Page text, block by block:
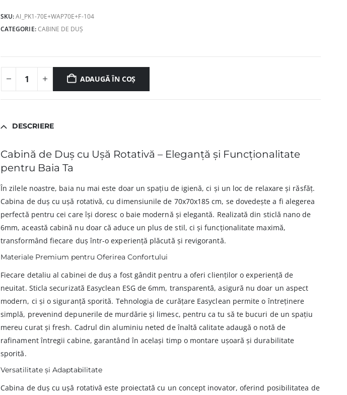
SKU:AI_PK1-70E+WAP70E+F-104
CATEGORIE:CABINE DE DUȘ
ADAUGĂ ÎN COȘ
DESCRIERE
Cabină de Duș cu Ușă Rotativă – Eleganță și Funcționalitate
pentru Baia Ta
În zilele noastre, baia nu mai este doar un spațiu de igienă, ci și un loc de relaxare și răsfăț.
Cabina de duș cu ușă rotativă, cu dimensiunile de 70x70x185 cm, se dovedește a fi alegerea
perfectă pentru cei care își doresc o baie modernă și elegantă. Realizată din sticlă nano de
6mm, această cabină nu doar că aduce un plus de stil, ci și funcționalitate maximă,
transformând fiecare duș într-o experiență plăcută și revigorantă.
Materiale Premium pentru Oferirea Confortului
Fiecare detaliu al cabinei de duș a fost gândit pentru a oferi clienților o experiență de
neuitat. Sticla securizată Easyclean ESG de 6mm, transparentă, asigură nu doar un aspect
modern, ci și o siguranță sporită. Tehnologia de curățare Easyclean permite o întreținere
simplă, prevenind depunerile de murdărie și limesc, pentru ca tu să te bucuri de un spațiu
mereu curat și fresh. Cadrul din aluminiu neted de înaltă calitate adaugă o notă de
rafinament întregii cabine, garantând în același timp o montare ușoară și durabilitate
sporită.
Versatilitate și Adaptabilitate
Cabina de duș cu ușă rotativă este proiectată cu un concept inovator, oferind posibilitatea de